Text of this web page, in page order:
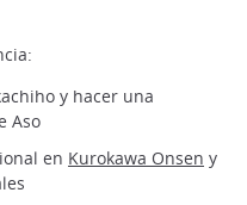
y hacer una
Aso
en Kurokawa Onsen y